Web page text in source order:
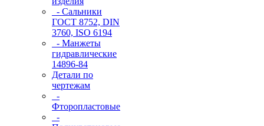
- Сальники
ГОСТ 8752, DIN
3760, ISO 6194
- Манжеты
гидравлические
14896-84
Детали по
чертежам
-
Фторопластовые
-